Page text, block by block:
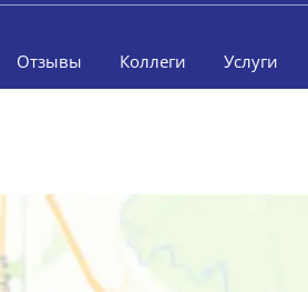
Отзывы Коллеги Услуги